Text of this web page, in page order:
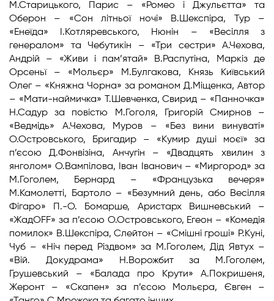
М.Старицького, Парис – «Ромео і Джульєтта» та
Оберон – «Сон літньої ночі» В.Шекспіра, Тур –
«Енеїда» І.Котляревського, Нюнін – «Весілля з
генералом» та Чебутикін – «Три сестри» А.Чехова,
Андрій – «Живи і пам’ятай» В.Распутіна, Маркіз де
Орсеньї – «Мольєр» М.Булгакова, Князь Київський
Олег – «Княжна Чорна» за романом Д.Міщенка, Автор
– «Мати-наймичка» Т.Шевченка, Свирид – «Панночка»
Н.Садур за повістю М.Гоголя, Григорій Смирнов –
«Ведмідь» А.Чехова, Муров – «Без вини винуваті»
О.Островського, Бригадир – «Кумир душі моєї» за
п’єсою Д.Фонвізіна, Анчугін – «Двадцять хвилин з
янголом» О.Вампілова, Іван Іванович – «Миргород» за
М.Гоголем, Бернард – «Французька вечеря»
М.Камолетті, Бартоло – «Безумний день, або Весілля
Фігаро» П.-О. Бомарше, Аристарх Вишневський –
«ЖадOFF» за п’єсою О.Островського, Егеон – «Комедія
помилок» В.Шекспіра, Слейтон – «Смішні гроші» Р.Куні,
Чуб – «Ніч перед Різдвом» за М.Гоголем, Дід Явтух –
«Вій. Докудрама» Н.Ворожбит за М.Гоголем,
Грушевський – «Балада про Крути» А.Покришеня,
Жеронт – «Скапен» за п’єсою Мольєра, Євген –